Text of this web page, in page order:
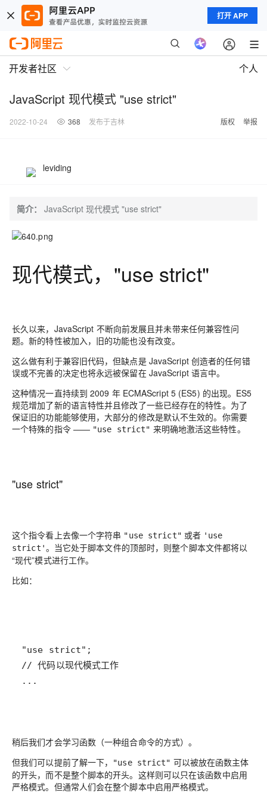
打开 APP
开发者社区 个人
JavaScript 现代模式 "use strict"
2022-10-24 368 发布于吉林 版权 举报
leviding
简介： JavaScript 现代模式 "use strict"
现代模式，"use strict"
长久以来，JavaScript 不断向前发展且并未带来任何兼容性问
题。新的特性被加入，旧的功能也没有改变。
这么做有利于兼容旧代码，但缺点是 JavaScript 创造者的任何错
误或不完善的决定也将永远被保留在 JavaScript 语言中。
这种情况一直持续到 2009 年 ECMAScript 5 (ES5) 的出现。ES5
规范增加了新的语言特性并且修改了一些已经存在的特性。为了
保证旧的功能能够使用，大部分的修改是默认不生效的。你需要
一个特殊的指令 —— "use strict" 来明确地激活这些特性。
"use strict"
这个指令看上去像一个字符串 "use strict" 或者 'use
strict'。当它处于脚本文件的顶部时，则整个脚本文件都将以
“现代”模式进行工作。
比如：
...
稍后我们才会学习函数（一种组合命令的方式）。
但我们可以提前了解一下，
"use strict" 可以被放在函数主体
的开头，而不是整个脚本的开头。这样则可以只在该函数中启用
严格模式。但通常人们会在整个脚本中启用严格模式。